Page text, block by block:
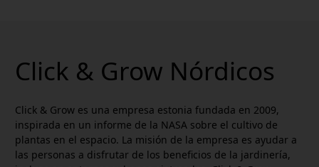
Click & Grow Nórdicos
Click & Grow es una empresa estonia fundada en 2009,
inspirada en un informe de la NASA sobre el cultivo de
plantas en el espacio. La misión de la empresa es ayudar a
las personas a disfrutar de los beneficios de la jardinería,